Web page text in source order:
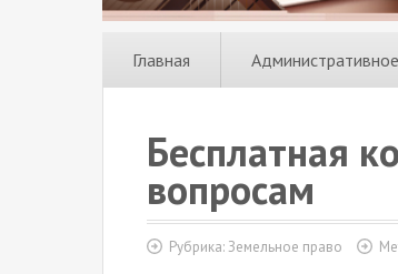
Главная
Бесплатная
вопросам
Рубрика:Земельное право